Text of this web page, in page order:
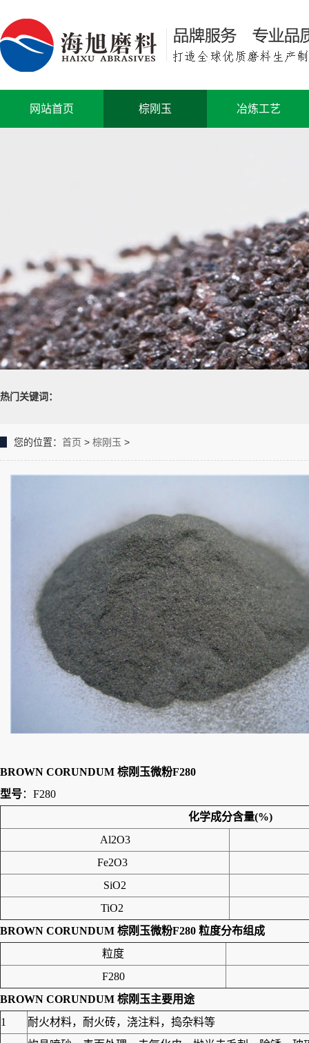
网站首页 棕刚玉 冶炼工艺
热门关键词：
您的位置： 首页 > 棕刚玉 >
BROWN CORUNDUM 棕刚玉微粉F280
型号：F280
化学成分含量(%)
Al2O3
Fe2O3
SiO2
TiO2
BROWN CORUNDUM 棕刚玉微粉F280 粒度分布组成
粒度
F280
BROWN CORUNDUM 棕刚玉主要用途
1
耐火材料，耐火砖，浇注料，捣杂料等